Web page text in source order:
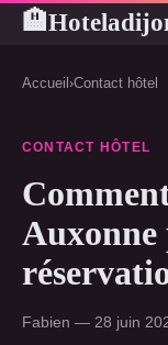
🏨
Accueil ›Contact hôtel
CONTACT HÔTEL
Auxonne
Fabien — 28 juin